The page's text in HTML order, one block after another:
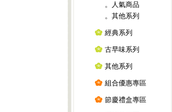
。人氣商品
。其他系列
經典系列
古早味系列
其他系列
組合優惠專區
節慶禮盒專區